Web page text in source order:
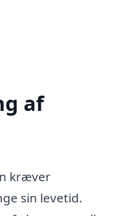
af
kræver
sin levetid.